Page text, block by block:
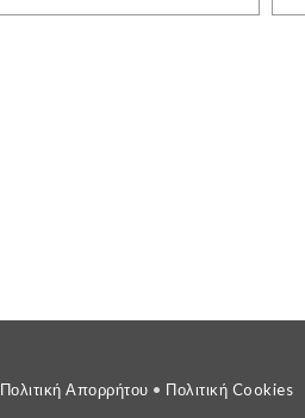
Πολιτική Απορρήτου • Πολιτική Cookies